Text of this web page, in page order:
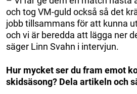
och tog VM-guld också så det
jobb tillsammans för att kunna
och vi är beredda att lägga ner
säger Linn Svahn i intervjun.
Hur mycket ser du fram emot
skidsäsong? Dela artikeln och